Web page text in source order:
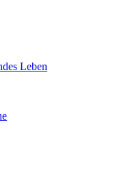
Leben